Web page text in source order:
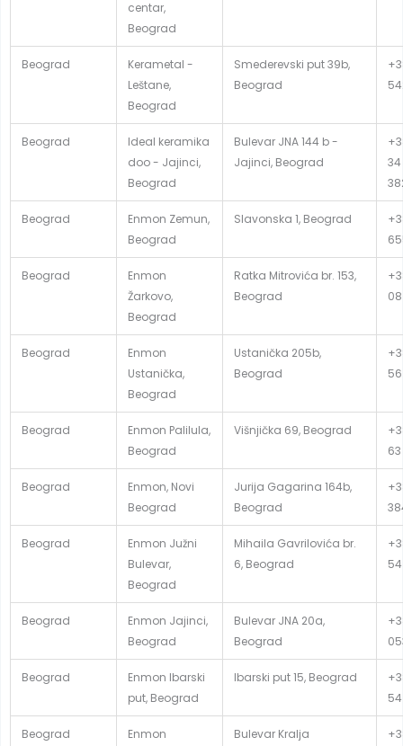
centar,
Beograd
Beograd
Kerametal -
Leštane,
Beograd
Smederevski put 39b,
Beograd
Beograd
Ideal keramika
doo - Jajinci,
Beograd
Bulevar JNA 144 b -
Jajinci, Beograd
34
Beograd
Enmon Zemun,
Beograd
Slavonska 1, Beograd
Beograd
Enmon
Žarkovo,
Beograd
Ratka Mitrovića br. 153,
Beograd
Beograd
Enmon
Ustanička,
Beograd
Ustanička 205b,
Beograd
Beograd
Enmon Palilula,
Beograd
Višnjička 69, Beograd
Beograd
Enmon, Novi
Beograd
Jurija Gagarina 164b,
Beograd
Beograd
Enmon Južni
Bulevar,
Beograd
Mihaila Gavrilovića br.
6, Beograd
Beograd
Enmon Jajinci,
Beograd
Bulevar JNA 20a,
Beograd
Beograd
Enmon Ibarski
put, Beograd
Ibarski put 15, Beograd
Beograd
Enmon
Bulevar Kralja